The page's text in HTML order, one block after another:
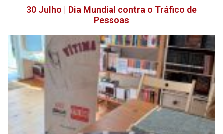
30 Julho | Dia Mundial contra o Tráfico de
Pessoas